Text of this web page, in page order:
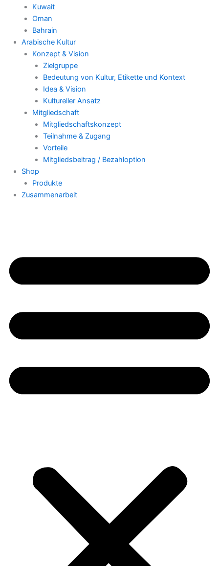
Kuwait
Oman
Bahrain
Arabische Kultur
Konzept & Vision
Zielgruppe
Bedeutung von Kultur, Etikette und Kontext
Idea & Vision
Kultureller Ansatz
Mitgliedschaft
Mitgliedschaftskonzept
Teilnahme & Zugang
Vorteile
Mitgliedsbeitrag / Bezahloption
Shop
Produkte
Zusammenarbeit